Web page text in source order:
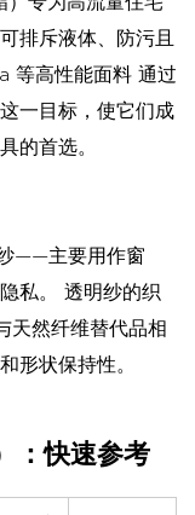
排斥液体、防污且
等高性能面料 通过
一目标，使它们成
的首选。
——主要用作窗
私。 透明纱的织
天然纤维替代品相
形状保持性。
：快速参考